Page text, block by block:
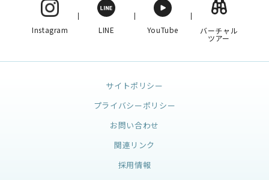
Instagram LINE YouTube バーチャル
ツアー
サイトポリシー
プライバシーポリシー
お問い合わせ
関連リンク
採用情報